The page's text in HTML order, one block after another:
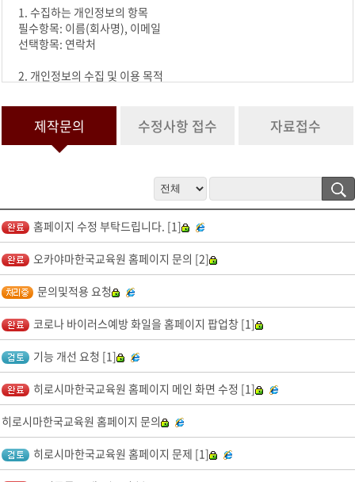
1. 수집하는 개인정보의 항목
필수항목: 이름(회사명), 이메일
선택항목: 연락처
2. 개인정보의 수집 및 이용 목적
3. 개인정보의 보유 및 이용기간
과 개인정보 입력항목에 대해서는 1년간 보유 이후 해당 정보를 파기합
그 밖의 사항은 개인정보처리방침을 준수합니다.
4. 개인정보 수집 동의 거부 권리
서비스 제공을 위하여 기본 정보를 수집하고 있으며, 제공을 원하지 않
을 경우 수집하지 않으며, 미동의(로 인해)시 서비스 이용이 제한됩니
다.
제작문의 수정사항 접수 자료접수
홈페이지 수정 부탁드립니다. [1]
오카야마한국교육원 홈페이지 문의 [2]
문의및적용 요청
코로나 바이러스예방 화일을 홈페이지 팝업창 [1]
기능 개선 요청 [1]
히로시마한국교육원 홈페이지 메인 화면 수정 [1]
히로시마한국교육원 홈페이지 문의
히로시마한국교육원 홈페이지 문제 [1]